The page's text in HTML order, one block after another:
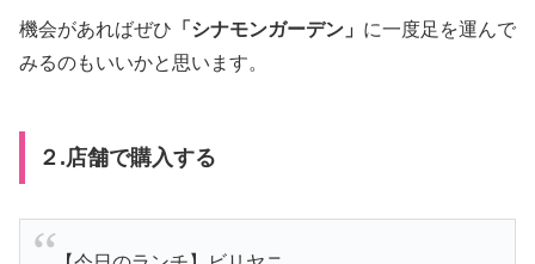
機会があればぜひ 「シナモンガーデン」 に一度足を運んで
みるのもいいかと思います。
２.店舗で購入する